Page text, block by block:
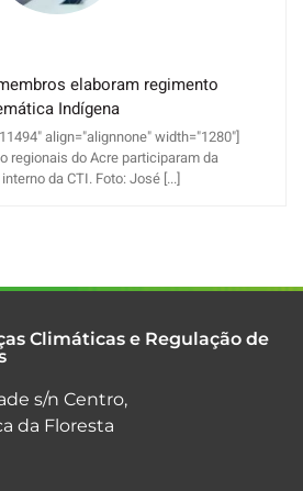
elaboram regimento
Indígena
align="alignnone" width="1280"]
regionais do Acre participaram da
da CTI. Foto: José [...]
Climáticas e Regulação de
s/n Centro,
da Floresta